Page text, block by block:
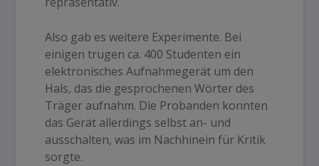
Also gab es weitere Experimente. Bei
einigen trugen ca. 400 Studenten ein
elektronisches Aufnahmegerät um den
Hals, das die gesprochenen Wörter des
Träger aufnahm. Die Probanden konnten
das Gerät allerdings selbst an- und
ausschalten, was im Nachhinein für Kritik
sorgte.